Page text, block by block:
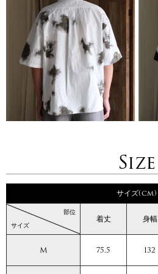
Size
サイズ(cm)
サイズ
部位
着丈 身幅
M 75.5 132